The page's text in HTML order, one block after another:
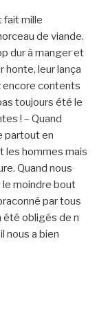
fait mille
de viande.
dur à manger et
honte, leur lança
encore contents
toujours été le
! – Quand
partout en
les hommes mais
Quand nous
le moindre bout
par tous
été obligés de n
nous a bien